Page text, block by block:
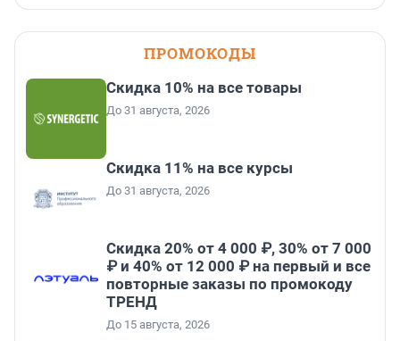
ПРОМОКОДЫ
Скидка 10% на все товары
До 31 августа, 2026
Скидка 11% на все курсы
До 31 августа, 2026
Скидка 20% от 4 000 ₽, 30% от 7 000
₽ и 40% от 12 000 ₽ на первый и все
повторные заказы по промокоду
ТРЕНД
До 15 августа, 2026